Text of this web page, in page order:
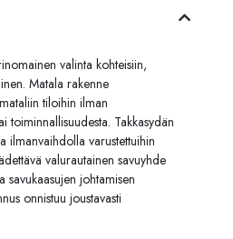
valinta kohteisiin,
Matala rakenne
tiloihin ilman
toiminnallisuudesta. Takkasydän
ilmanvaihdolla varustettuihin
valurautainen savuyhde
johtamisen
onnistuu joustavasti